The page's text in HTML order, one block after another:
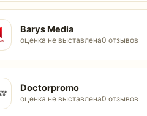
Barys Media
оценка не выставлена0 отзывов
Doctorpromo
оценка не выставлена0 отзывов